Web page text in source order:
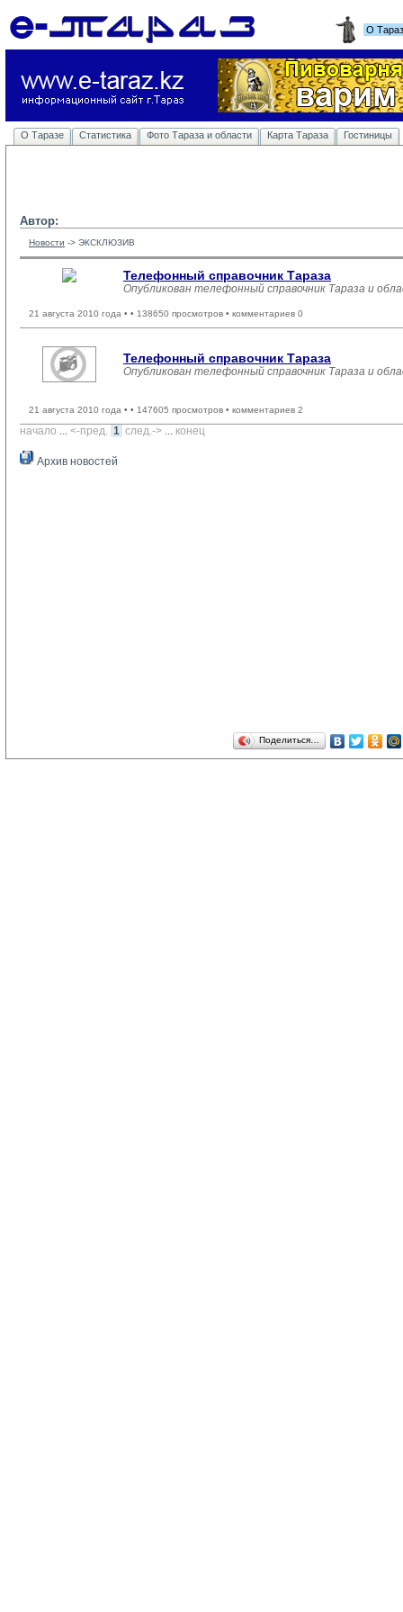
О
О Таразе Статистика Фото Тараза и области Карта Тараза Гостиницы
Автор:
Новости -> ЭКСКЛЮЗИВ
Телефонный справочник Тараза
Опубликован телефонный справочник Тараза и
21 августа 2010 года • • 138650 просмотров • комментариев 0
Телефонный справочник Тараза
Опубликован телефонный справочник Тараза и
21 августа 2010 года • • 147605 просмотров • комментариев 2
начало ... <-пред. 1 след.-> ... конец
Архив новостей
Поделиться…